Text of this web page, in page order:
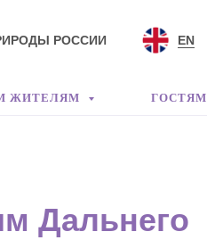
РОССИИ EN
ЖИТЕЛЯМ ГОСТЯМ
Дальнего